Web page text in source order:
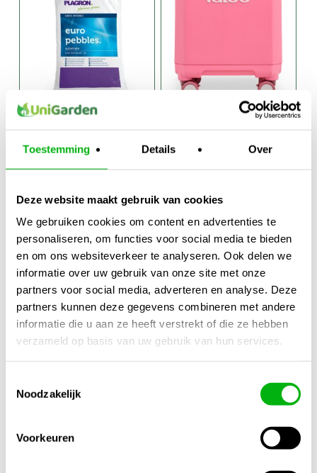
Toestemming Details Over
Deze website maakt gebruik van cookies
We gebruiken cookies om content en advertenties te
personaliseren, om functies voor social media te bieden
en om ons websiteverkeer te analyseren. Ook delen we
informatie over uw gebruik van onze site met onze
partners voor social media, adverteren en analyse. Deze
partners kunnen deze gegevens combineren met andere
informatie die u aan ze heeft verstrekt of die ze hebben
verzameld op basis van uw gebruik van hun services.
Noodzakelijk
Voorkeuren
Korrels
€6,95-
€20,95Prijsklasse:
€6,95
tot
€20,95
Igloo Tag Along
€139,95Prijsklasse:
€139,95
Atami B’cuzz
component
€ 70,95
Ferro NFT Aero